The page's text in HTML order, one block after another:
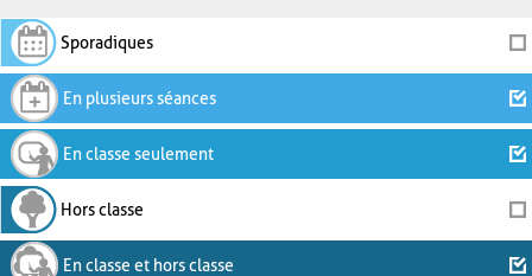
Sporadiques
En plusieurs séances
En classe seulement
Hors classe
En classe et hors classe